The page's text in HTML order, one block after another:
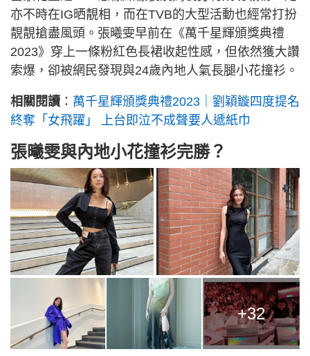
亦不時在IG晒靚相，而在TVB的大型活動也經常打扮
靚靚搶盡風頭。張曦雯早前在《萬千星輝頒獎典禮
2023》穿上一條粉紅色長裙收起性感，但依然獲大讚
索爆，卻被網民發現與24歲內地人氣長腿小花撞衫。
相關閱讀 ： 萬千星輝頒獎典禮2023｜劉穎鏇四度提名
終奪「女飛躍」 上台即泣不成聲要人遞紙巾
張曦雯與內地小花撞衫完勝？
+32